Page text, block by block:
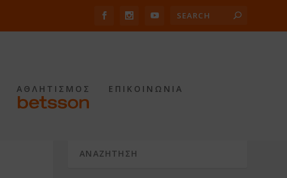
ΑΘΛΗΤΙΣΜΟΣ ΕΠΙΚΟΙΝΩΝΙΑ